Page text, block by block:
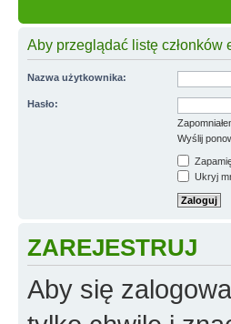
Aby przeglądać listę
Nazwa użytkownika:
Hasło:
Wyślij
Ukryj
ZAREJESTRUJ
Aby się